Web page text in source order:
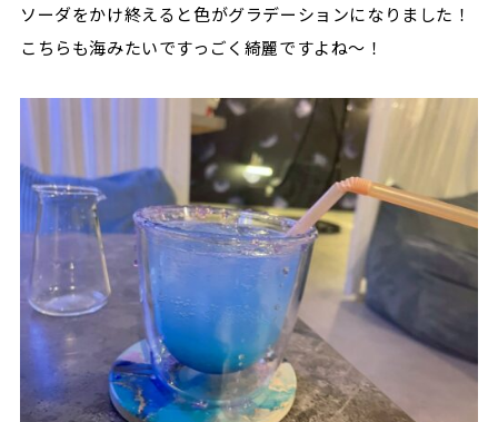
ソーダをかけ終えると色がグラデーションになりました！
こちらも海みたいですっごく綺麗ですよね～！